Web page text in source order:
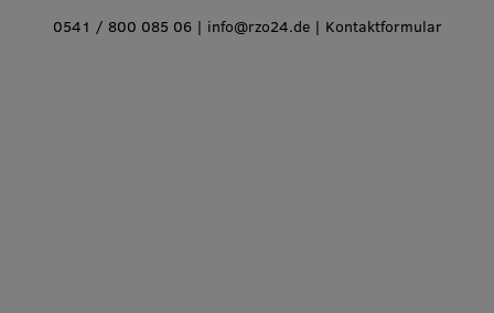
0541 / 800 085 06| info@rzo24.de| Kontaktformular